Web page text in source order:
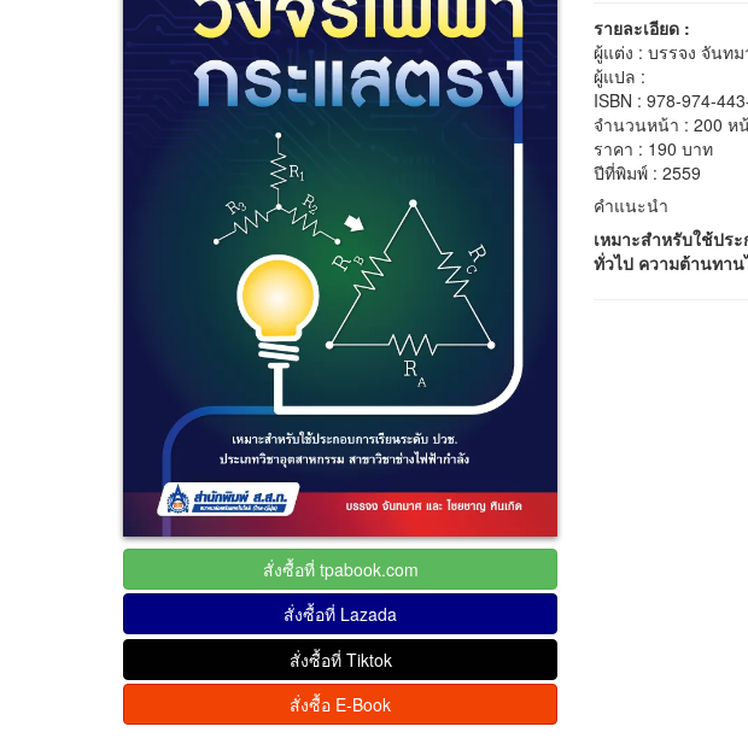
รายละเอียด :
ผู้แต่ง : บรรจง จันท
ผู้แปล :
ISBN : 978-974-
จำนวนหน้า : 200 ห
ราคา : 190 บาท
ปีที่พิมพ์ : 2559
คำแนะนำ
เหมาะสำหรับใช้ปร
ทั่วไป ความต้านทา
สั่งซื้อที่ tpabook.com
สั่งซื้อที่ Lazada
สั่งซื้อที่ Tiktok
สั่งซื้อ E-Book